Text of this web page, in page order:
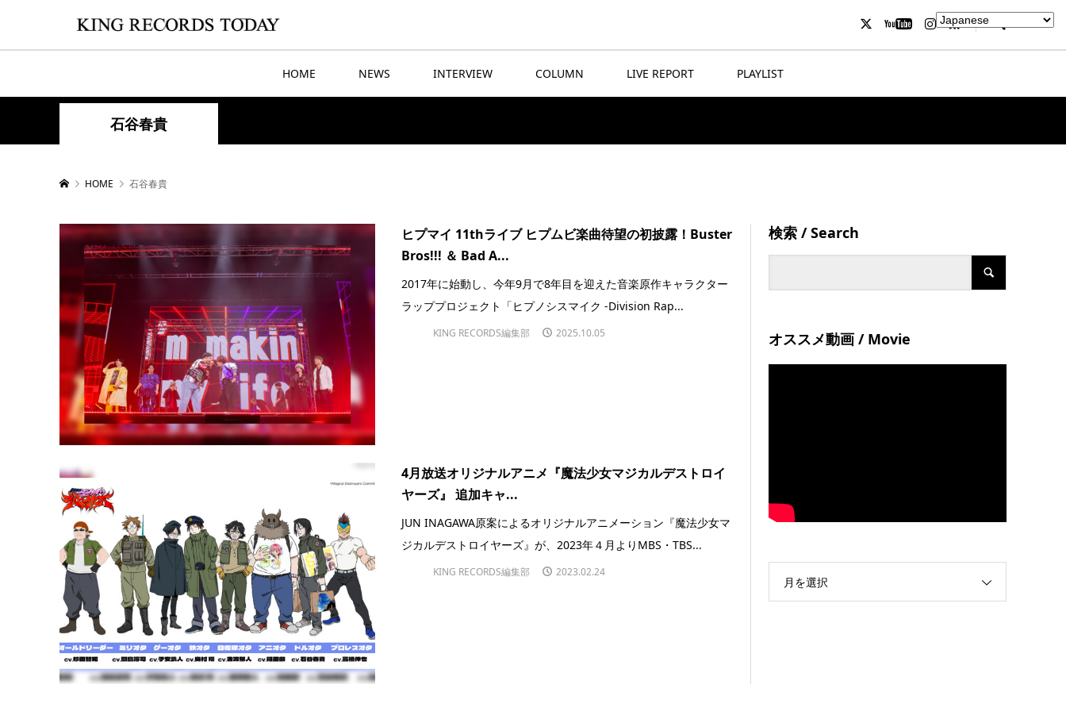
HOME NEWS INTERVIEW COLUMN LIVE REPORT PLAYLIST
石谷春貴
HOME 石谷春貴
ヒプマイ 11thライブ ヒプムビ楽曲待望の初披露！Buster
Bros!!! ＆ Bad A...
2017年に始動し、今年9月で8年目を迎えた音楽原作キャラクター
ラッププロジェクト「ヒプノシスマイク -Division Rap...
KING RECORDS編集部 2025.10.05
4月放送オリジナルアニメ『魔法少女マジカルデストロイ
ヤーズ』 追加キャ...
JUN INAGAWA原案によるオリジナルアニメーション『魔法少女マ
ジカルデストロイヤーズ』が、2023年４月よりMBS・TBS...
KING RECORDS編集部 2023.02.24
検索 / Search
オススメ動画 / Movie
月を選択